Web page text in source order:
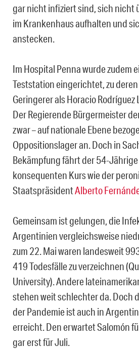
gar nicht infiziert sind, sich nicht
im Krankenhaus aufhalten und
anstecken.
Im Hospital Penna wurde zudem
Teststation eingerichtet, zu
Geringerer als Horacio
Der Regierende Bürgermeister
zwar – auf nationale Ebene
Oppositionslager an. Doch in
Bekämpfung fährt der 54-
konsequenten Kurs wie der
StaatspräsidentAlberto
Gemeinsam ist gelungen, die
Argentinien vergleichsweise
zum 22. Mai waren landesweit
419 Todesfälle zu verzeichnen
University). Andere
stehen weit schlechter da. Doch
der Pandemie ist auch in
erreicht. Den erwartet Salomón
gar erst für Juli.